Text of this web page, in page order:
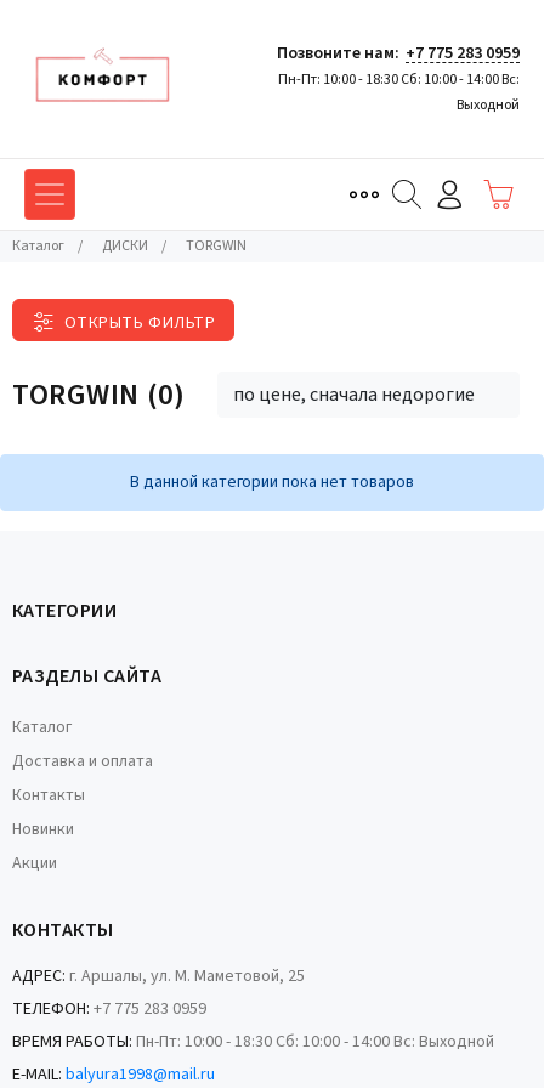
Позвоните нам: +7 775 283 0959
Пн-Пт: 10:00 - 18:30 Сб: 10:00 - 14:00 Вс:
Выходной
Каталог / ДИСКИ / TORGWIN
ОТКРЫТЬ ФИЛЬТР
TORGWIN (0) по цене, сначала недорогие
В данной категории пока нет товаров
КАТЕГОРИИ
РАЗДЕЛЫ САЙТА
Каталог
Доставка и оплата
Контакты
Новинки
Акции
КОНТАКТЫ
АДРЕС: г. Аршалы, ул. М. Маметовой, 25
ТЕЛЕФОН: +7 775 283 0959
ВРЕМЯ РАБОТЫ: Пн-Пт: 10:00 - 18:30 Сб: 10:00 - 14:00 Вс: Выходной
E-MAIL: balyura1998@mail.ru